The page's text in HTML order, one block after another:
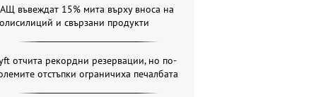
въвеждат 15% мита върху вноса на
и свързани продукти
отчита рекордни резервации, но по-
отстъпки ограничиха печалбата